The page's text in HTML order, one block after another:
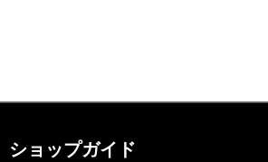
ショップガイド